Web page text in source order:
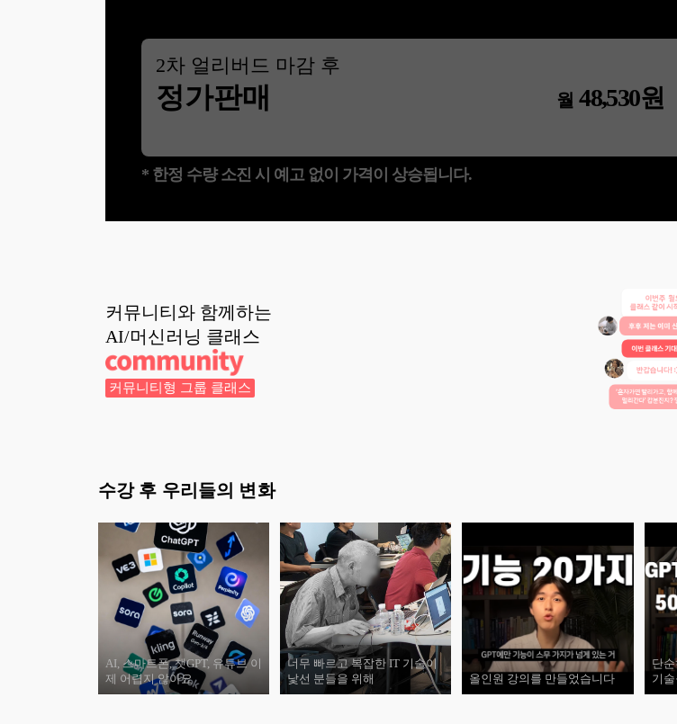
2차 얼리버드 마감 후
정가판매 월48,530원
* 한정 수량 소진 시 예고 없이 가격이 상승됩니다.
커뮤니티와 함께하는
AI/머신러닝 클래스
커뮤니티형 그룹 클래스
수강 후 우리들의 변화
AI, 스마트폰, 챗GPT, 유튜브 이
제 어렵지 않아요
너무 빠르고 복잡한 IT 기술이
낯선 분들을 위해
올인원 강의를 만들었습니다
단순
기술